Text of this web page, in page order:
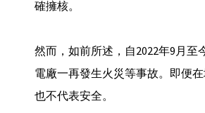
確擁核。
然而，如前所述，自2022年9月至
電廠一再發生火災等事故。即便在
也不代表安全。